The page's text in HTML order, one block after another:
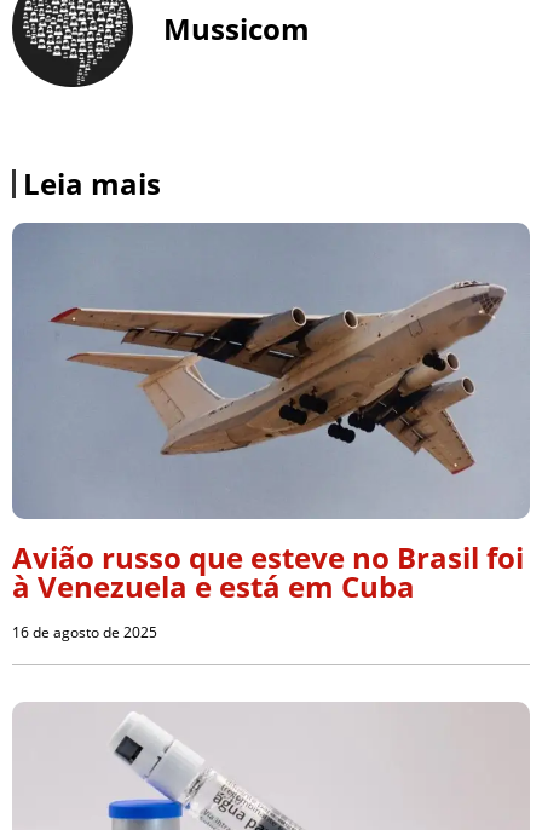
Mussicom
Leia mais
Avião russo que esteve no Brasil foi
à Venezuela e está em Cuba
16 de agosto de 2025